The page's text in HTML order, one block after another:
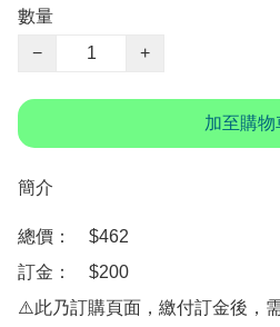
數量
−
+
加至購物
簡介
總價：　$462
訂金：　$200
⚠️此乃訂購頁面，繳付訂金後，